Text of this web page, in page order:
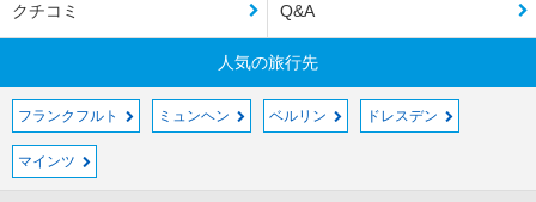
クチコミ Q&A
人気の旅行先
フランクフルト ミュンヘン ベルリン ドレスデン
マインツ